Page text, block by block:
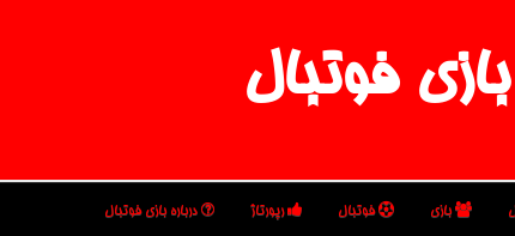
بازی فوتبال
بازی فوتبال رپورتاژ درباره بازی فوتبال